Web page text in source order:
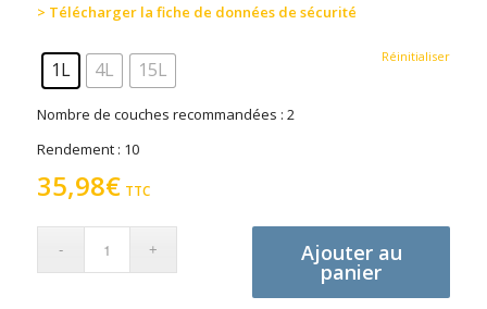
> Télécharger la fiche de données de sécurité
1L 4L 15L
Réinitialiser
Nombre de couches recommandées : 2
Rendement : 10
35,98€ TTC
Ajouter au
panier